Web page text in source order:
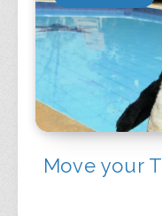
Move your